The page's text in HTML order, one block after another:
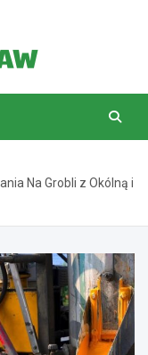
Na Grobli z Okólną i